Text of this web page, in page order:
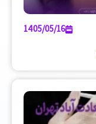
1405/05/16